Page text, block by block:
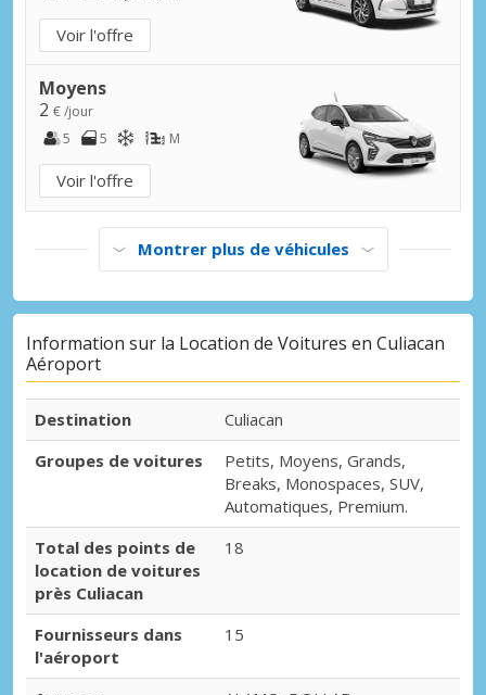
Voir l'offre
Moyens
2 € /jour
5
5 M
Voir l'offre
Montrer plus de véhicules
Information sur la Location de Voitures en Culiacan
Aéroport
Destination
Culiacan
Groupes de voitures
Petits, Moyens, Grands,
Breaks, Monospaces, SUV,
Automatiques, Premium.
Total des points de
location de voitures
près Culiacan
18
Fournisseurs dans
l'aéroport
15